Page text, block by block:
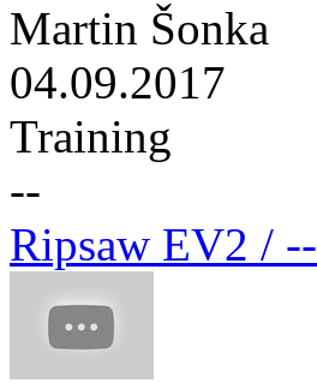
Martin Šonka
04.09.2017
Training
--
Ripsaw EV2 / --